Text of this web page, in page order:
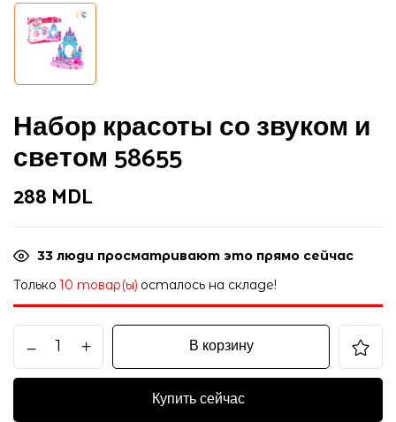
Набор красоты со звуком и
светом 58655
288 MDL
33 люди просматривают это прямо сейчас
Только 10 товар(ы) осталось на складе!
В корзину
Купить сейчас